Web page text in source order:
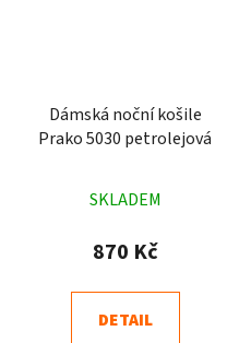
Dámská noční košile
Prako 5030 petrolejová
hodnocení
produktu
4,3
z
SKLADEM
870 Kč
DETAIL